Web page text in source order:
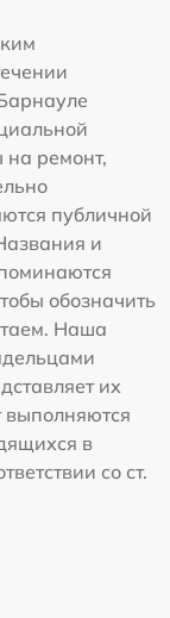
на ремонт,
публичной
и
обозначить
Наша
их
выполняются
в
со ст.